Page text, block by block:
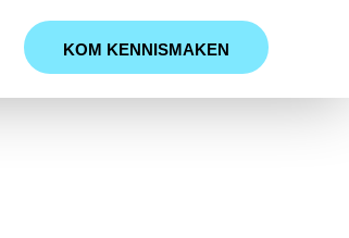
KOM KENNISMAKEN